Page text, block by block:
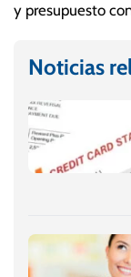
y presupuesto
Noticias